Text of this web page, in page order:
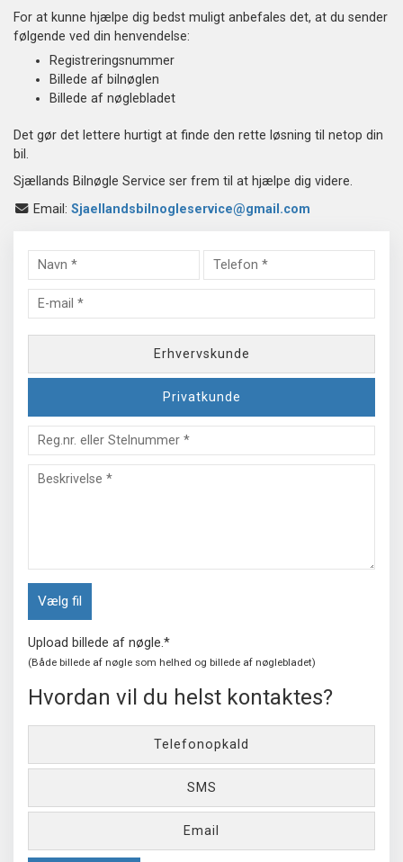
For at kunne hjælpe dig bedst muligt anbefales det, at du sender
følgende ved din henvendelse:
Registreringsnummer
Billede af bilnøglen
Billede af nøglebladet
Det gør det lettere hurtigt at finde den rette løsning til netop din
bil.
Sjællands Bilnøgle Service ser frem til at hjælpe dig videre.
Email: Sjaellandsbilnogleservice@gmail.com
Privat
/
Erhvervskunde
Privatkunde
Reg.nr.
eller
Stelnummer
Reg.nr.
Upload
billede
af
nøgle
Vælg fil
Upload billede af nøgle.*
(Både billede af nøgle som helhed og billede af nøglebladet)
Upload
som
Hvordan vil du helst kontaktes?
Telefonopkald
SMS
Email